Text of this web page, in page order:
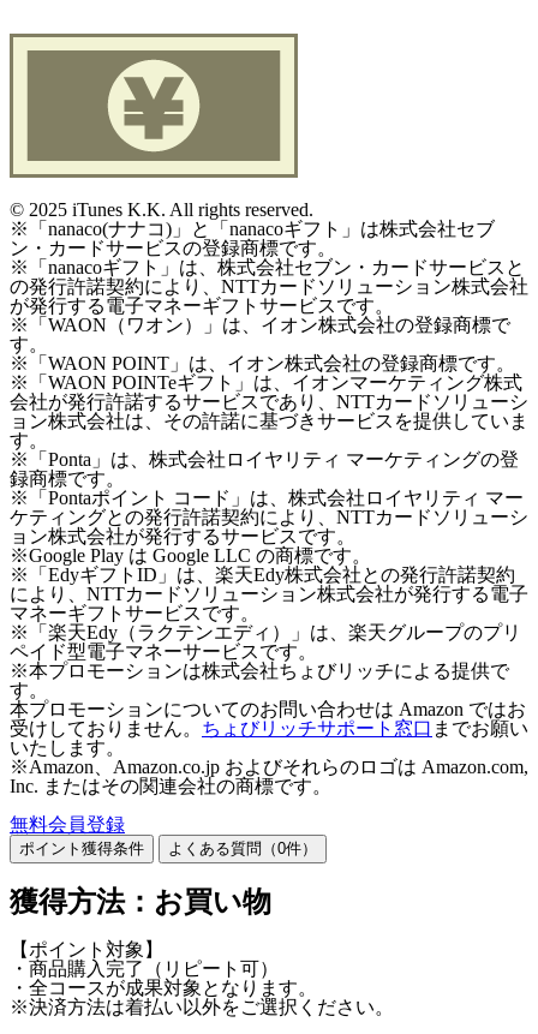
© 2025 iTunes K.K. All rights reserved.
※「nanaco(ナナコ)」と「nanacoギフト」は株式会社セブ
ン・カードサービスの登録商標です。
※「nanacoギフト」は、株式会社セブン・カードサービスと
の発行許諾契約により、NTTカードソリューション株式会社
が発行する電子マネーギフトサービスです。
※「WAON（ワオン）」は、イオン株式会社の登録商標で
す。
※「WAON POINT」は、イオン株式会社の登録商標です。
※「WAON POINTeギフト」は、イオンマーケティング株式
会社が発行許諾するサービスであり、NTTカードソリューシ
ョン株式会社は、その許諾に基づきサービスを提供していま
す。
※「Ponta」は、株式会社ロイヤリティ マーケティングの登
録商標です。
※「Pontaポイント コード」は、株式会社ロイヤリティ マー
ケティングとの発行許諾契約により、NTTカードソリューシ
ョン株式会社が発行するサービスです。
※Google Play は Google LLC の商標です。
※「EdyギフトID」は、楽天Edy株式会社との発行許諾契約
により、NTTカードソリューション株式会社が発行する電子
マネーギフトサービスです。
※「楽天Edy（ラクテンエディ）」は、楽天グループのプリ
ペイド型電子マネーサービスです。
※本プロモーションは株式会社ちょびリッチによる提供で
す。
本プロモーションについてのお問い合わせは Amazon ではお
受けしておりません。 ちょびリッチサポート窓口 までお願い
いたします。
※Amazon、Amazon.co.jp およびそれらのロゴは Amazon.com,
Inc. またはその関連会社の商標です。
無料会員登録
ポイント獲得条件 よくある質問（0件）
獲得方法：お買い物
【ポイント対象】
・商品購入完了（リピート可）
・全コースが成果対象となります。
※決済方法は着払い以外をご選択ください。